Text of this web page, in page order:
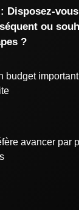
Disposez-vous
ou
?
budget
avancer par